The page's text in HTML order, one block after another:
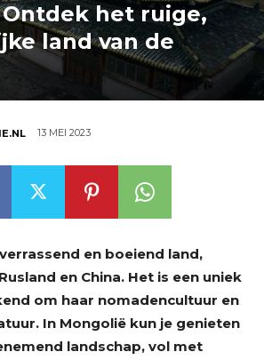
het ruige,
land van de
13 MEI 2023
en boeiend land,
en China. Het is een uniek
om haar nomadencultuur en
In Mongolië kun je genieten
landschap, vol met